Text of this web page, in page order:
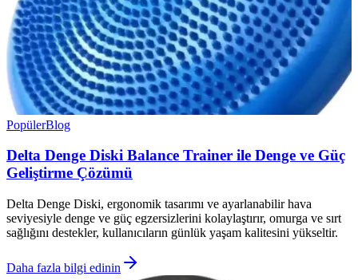
PopülerBlog
Delta Denge Diski Balance Trainer ile Denge ve Güç
Geliştirme Çözümü
Delta Denge Diski, ergonomik tasarımı ve ayarlanabilir hava
seviyesiyle denge ve güç egzersizlerini kolaylaştırır, omurga ve sırt
sağlığını destekler, kullanıcıların günlük yaşam kalitesini yükseltir.
Daha fazla bilgi edinin